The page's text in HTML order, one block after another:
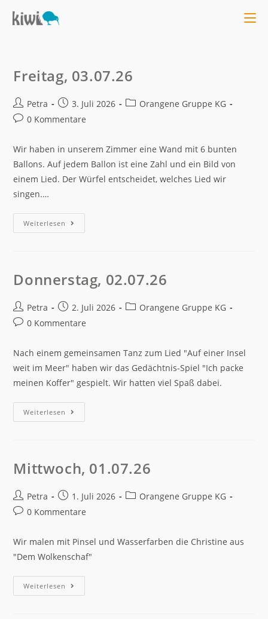
Freitag, 03.07.26
Petra 3. Juli 2026
Orangene Gruppe KG
0 Kommentare
Wir haben in unserem Zimmer eine Wand mit 6 bunten
Ballons. Auf jedem Ballon ist eine Zahl und ein Bild von
einem Lied. Der Würfel entscheidet, welches Lied wir
singen.…
Weiterlesen
Donnerstag, 02.07.26
Petra 2. Juli 2026
Orangene Gruppe KG
0 Kommentare
Nach einem gemeinsamen Tanz zum Lied "Auf einer Insel
weit im Meer" haben wir das Gedächtnis-Spiel "Ich packe
meinen Koffer" gespielt. Wir hatten viel Spaß dabei.
Weiterlesen
Mittwoch, 01.07.26
Petra 1. Juli 2026
Orangene Gruppe KG
0 Kommentare
Wir malen mit Pinsel und Wasserfarben die Christine aus
"Dem Wolkenschaf"
Weiterlesen